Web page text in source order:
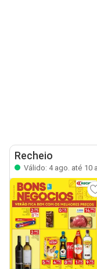
Recheio
Válido: 4 ago. até 10